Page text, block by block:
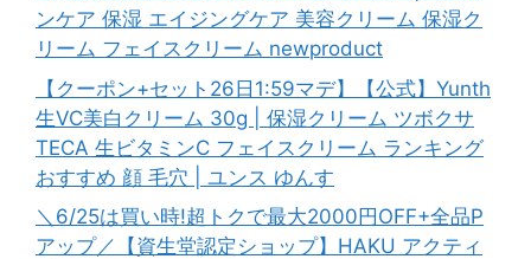
ンケア 保湿 エイジングケア 美容クリーム 保湿ク
リーム フェイスクリーム newproduct
【クーポン+セット26日1:59マデ】【公式】Yunth
生VC美白クリーム 30g | 保湿クリーム ツボクサ
TECA 生ビタミンC フェイスクリーム ランキング
おすすめ 顔 毛穴 | ユンス ゆんす
＼6/25は買い時!超トクで最大2000円OFF+全品P
アップ／【資生堂認定ショップ】HAKU アクティ